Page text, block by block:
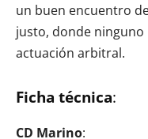
un buen encuentro
justo, donde
actuación arbitral.
Ficha técnica:
CD Marino: